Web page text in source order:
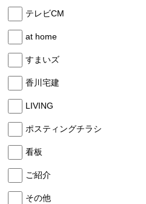
テレビCM
at home
すまいズ
香川宅建
LIVING
ポスティングチラシ
看板
ご紹介
その他